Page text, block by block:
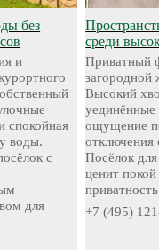
без
и
спокойная
воды.
с
для
среди
Приватный
загородной
Высокий
уединённые
ощущение
отключения
Посёлок
ценит
приватность
+7 (495)